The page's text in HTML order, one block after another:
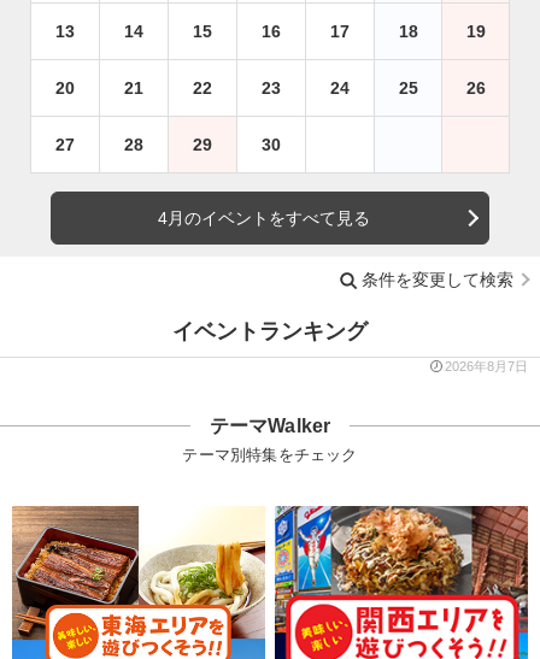
13 14 15 16 17 18 19
20 21 22 23 24 25 26
27 28 29 30
4月のイベントをすべて見る
条件を変更して検索
イベントランキング
2026年8月7日
テーマWalker
テーマ別特集をチェック